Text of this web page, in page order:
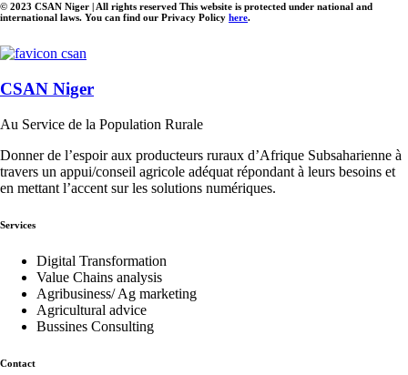
© 2023 CSAN Niger | All rights reserved This website is protected under national and
international laws. You can find our Privacy Policy here.
CSAN Niger
Au Service de la Population Rurale
Donner de l’espoir aux producteurs ruraux d’Afrique Subsaharienne à
travers un appui/conseil agricole adéquat répondant à leurs besoins et
en mettant l’accent sur les solutions numériques.
Services
Digital Transformation
Value Chains analysis
Agribusiness/ Ag marketing
Agricultural advice
Bussines Consulting
Contact